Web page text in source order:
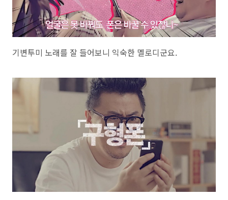
기변투미 노래를 잘 들어보니 익숙한 멜로디군요.